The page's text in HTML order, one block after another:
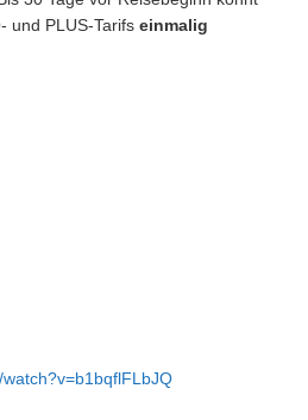
und PLUS-Tarifs einmalig